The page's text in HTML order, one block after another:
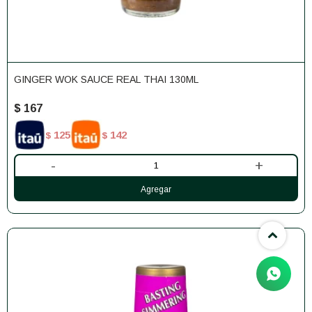
GINGER WOK SAUCE REAL THAI 130ML
$ 167
$ 125 $ 142
- +